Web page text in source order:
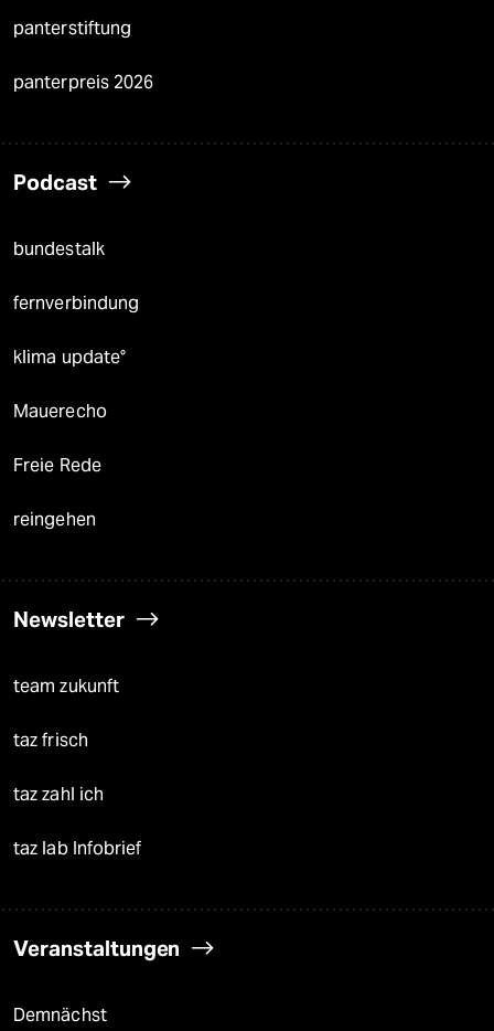
panterstiftung
panterpreis 2026
Podcast
bundestalk
fernverbindung
klima update°
Mauerecho
Freie Rede
reingehen
Newsletter
team zukunft
taz frisch
taz zahl ich
taz lab Infobrief
Veranstaltungen
Demnächst